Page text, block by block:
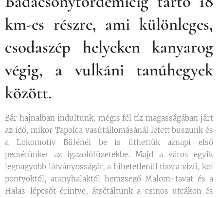
km-es részre, ami különleges,
csodaszép helyeken kanyarog
végig, a vulkáni tanúhegyek
között.
Bár hajnalban indultunk, mégis fél tíz magasságában járt
az idő, mikor Tapolca vasútállomásánál letett buszunk és
a Lokomotív Büfénél be is üthettük aznapi első
pecsétünket az igazolófüzetekbe. Majd a város egyik
legnagyobb látványosságát, a hihetetlenül tiszta vizű, koi
pontyoktól, aranyhalaktól hemzsegő Malom-tavat és a
Halas-lépcsőt érintve, átsétáltunk a csinos utcákon és